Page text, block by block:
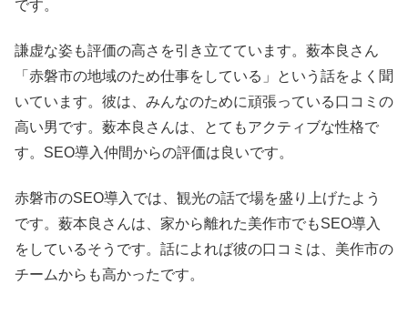
です。
謙虚な姿も評価の高さを引き立てています。薮本良さん
「赤磐市の地域のため仕事をしている」という話をよく聞
いています。彼は、みんなのために頑張っている口コミの
高い男です。薮本良さんは、とてもアクティブな性格で
す。SEO導入仲間からの評価は良いです。
赤磐市のSEO導入では、観光の話で場を盛り上げたよう
です。薮本良さんは、家から離れた美作市でもSEO導入
をしているそうです。話によれば彼の口コミは、美作市の
チームからも高かったです。